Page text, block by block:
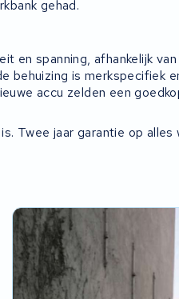
gehad.
en spanning, afhankelijk
behuizing is merkspecifiek
accu zelden een
Twee jaar garantie op alles